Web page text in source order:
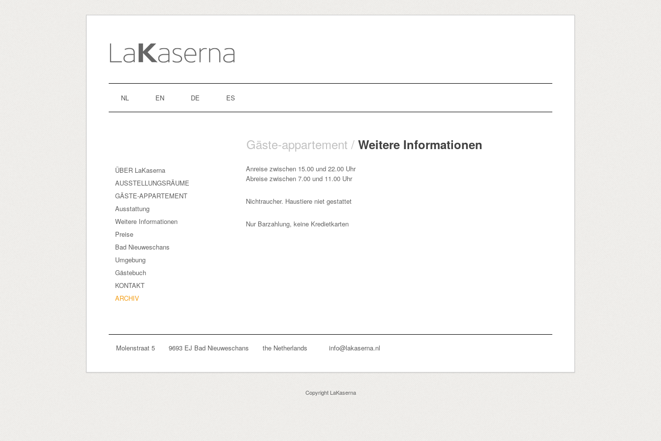
NL EN DE ES
Gäste-appartement / Weitere Informationen
ÜBER LaKaserna
AUSSTELLUNGSRÄUME
GÄSTE-APPARTEMENT
Ausstattung
Weitere Informationen
Preise
Bad Nieuweschans
Umgebung
Gästebuch
KONTAKT
ARCHIV
Anreise zwischen 15.00 und 22.00 Uhr
Abreise zwischen 7.00 und 11.00 Uhr
Nichtraucher. Haustiere niet gestattet
Nur Barzahlung, keine Kredietkarten
Molenstraat 5 9693 EJ Bad Nieuweschans the Netherlands info@lakaserna.nl
Copyright LaKaserna